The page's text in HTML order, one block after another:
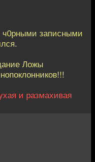
записными
Ложы
и размахивая